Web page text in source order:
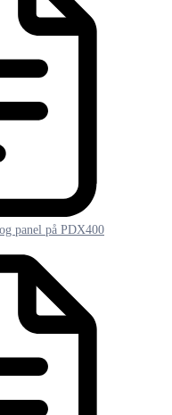
panel på PDX400